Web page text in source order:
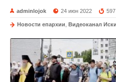
adminlojok 24 июн 2022 597
Новости епархии Видеоканал